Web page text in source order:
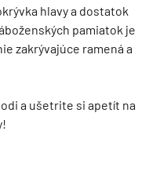
hlavy a dostatok
pamiatok je
zakrývajúce ramená a
a ušetrite si apetít na